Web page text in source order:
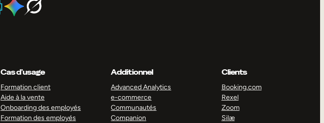
Cas d’usage
Formation client
Aide à la vente
Onboarding des employés
Formation des employés
Additionnel
Advanced Analytics
e-commerce
Communautés
Companion
Clients
Booking.com
Rexel
Zoom
Silæ